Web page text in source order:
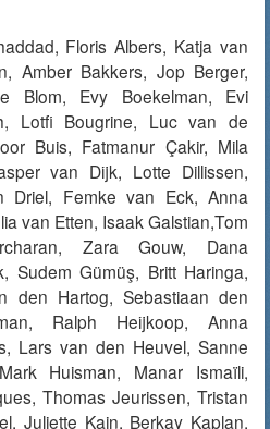
Floris Albers, Katja van
Amber Bakkers, Jop Berger,
Blom, Evy Boekelman, Evi
Lotfi Bougrine, Luc van de
Buis, Fatmanur Çakir, Mila
van Dijk, Lotte Dillissen,
Driel, Femke van Eck, Anna
van Etten, Isaak Galstian,Tom
Zara Gouw, Dana
Sudem Gümüş, Britt Haringa,
den Hartog, Sebastiaan den
Ralph Heijkoop, Anna
Lars van den Heuvel, Sanne
Huisman, Manar Ismaïli,
Thomas Jeurissen, Tristan
Juliette Kain, Berkay Kaplan,